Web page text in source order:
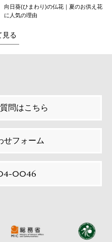
向日葵(ひまわり)の仏花｜夏のお供え花
に人気の理由
見る
問はこちら
せフォーム
0046